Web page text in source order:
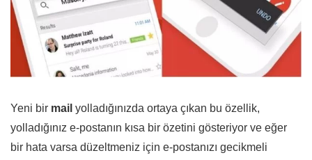
Yeni bir mail yolladığınızda ortaya çıkan bu özellik,
yolladığınız e-postanın kısa bir özetini gösteriyor ve eğer
bir hata varsa düzeltmeniz için e-postanızı gecikmeli